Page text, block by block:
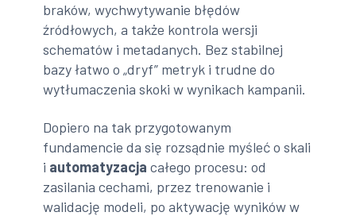
braków, wychwytywanie błędów
źródłowych, a także kontrola wersji
schematów i metadanych. Bez stabilnej
bazy łatwo o „dryf” metryk i trudne do
wytłumaczenia skoki w wynikach kampanii.
Dopiero na tak przygotowanym
fundamencie da się rozsądnie myśleć o skali
i automatyzacja całego procesu: od
zasilania cechami, przez trenowanie i
walidację modeli, po aktywację wyników w